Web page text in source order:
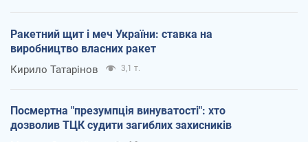
Ракетний щит і меч України: ставка на
виробництво власних ракет
Кирило Татарінов 3,1 т.
Посмертна "презумпція винуватості": хто
дозволив ТЦК судити загиблих захисників